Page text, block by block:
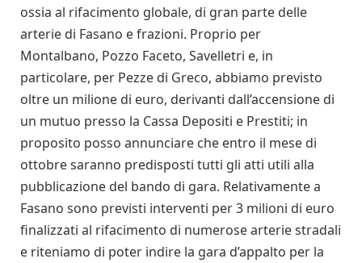
ossia al rifacimento globale, di gran parte delle
arterie di Fasano e frazioni. Proprio per
Montalbano, Pozzo Faceto, Savelletri e, in
particolare, per Pezze di Greco, abbiamo previsto
oltre un milione di euro, derivanti dall’accensione di
un mutuo presso la Cassa Depositi e Prestiti; in
proposito posso annunciare che entro il mese di
ottobre saranno predisposti tutti gli atti utili alla
pubblicazione del bando di gara. Relativamente a
Fasano sono previsti interventi per 3 milioni di euro
finalizzati al rifacimento di numerose arterie stradali
e riteniamo di poter indire la gara d’appalto per la